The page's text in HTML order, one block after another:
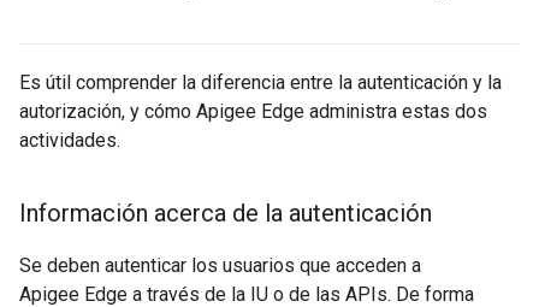
Es útil comprender la diferencia entre la autenticación y la
autorización, y cómo Apigee Edge administra estas dos
actividades.
Información acerca de la autenticación
Se deben autenticar los usuarios que acceden a
Apigee Edge a través de la IU o de las APIs. De forma